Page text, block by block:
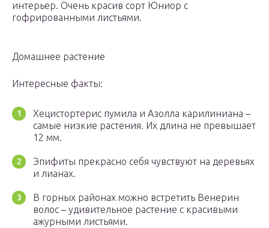
интерьер. Очень красив сорт Юниор с
гофрированными листьями.
Домашнее растение
Интересные факты:
Хецистортерис пумила и Азолла карилиниана –
самые низкие растения. Их длина не превышает
12 мм.
Эпифиты прекрасно себя чувствуют на деревьях
и лианах.
В горных районах можно встретить Венерин
волос – удивительное растение с красивыми
ажурными листьями.